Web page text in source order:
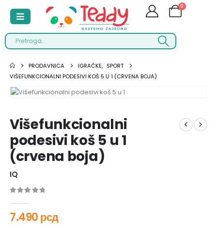
0
PRODAVNICA IGRAČKE, SPORT
VIŠEFUNKCIONALNI PODESIVI KOŠ 5 U 1 (CRVENA BOJA)
Višefunkcionalni
podesivi koš 5 u 1
(crvena boja)
IQ
7.490рсд